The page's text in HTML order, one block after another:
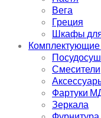
Вега
Греция
Шкафы
Смесители
Фартуки
Зеркала